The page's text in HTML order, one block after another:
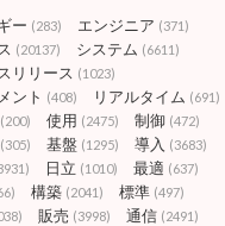
ー (283) エンジニア (371)
(20137) システム (6611)
リリース (1023)
ント (408) リアルタイム (691)
(200) 使用 (2475) 制御 (472)
(305) 基盤 (1295) 導入 (3683)
日立 (1010) 最適 (637)
構築 (2041) 標準 (497)
販売 (3998) 通信 (2491)